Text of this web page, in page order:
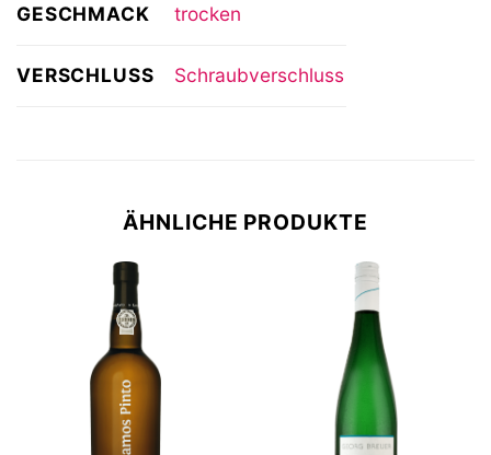
GESCHMACK trocken
VERSCHLUSS Schraubverschluss
ÄHNLICHE PRODUKTE